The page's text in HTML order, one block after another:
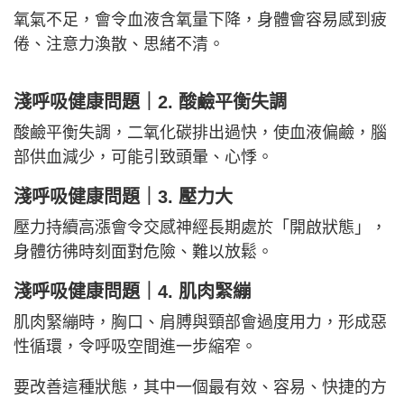
氧氣不足，會令血液含氧量下降，身體會容易感到疲
倦、注意力渙散、思緒不清。
淺呼吸健康問題｜2. 酸鹼平衡失調
酸鹼平衡失調，二氧化碳排出過快，使血液偏鹼，腦
部供血減少，可能引致頭暈、心悸。
淺呼吸健康問題｜3. 壓力大
壓力持續高漲會令交感神經長期處於「開啟狀態」，
身體彷彿時刻面對危險、難以放鬆。
淺呼吸健康問題｜4. 肌肉緊繃
肌肉緊繃時，胸口、肩膊與頸部會過度用力，形成惡
性循環，令呼吸空間進一步縮窄。
要改善這種狀態，其中一個最有效、容易、快捷的方